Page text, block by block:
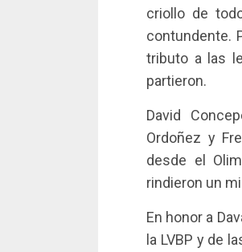
criollo de
contundente.
tributo a las
partieron.
David
Ordoñez y
desde el
rindieron un
En honor a
la LVBP y de